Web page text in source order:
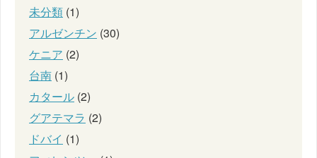
未分類 (1)
アルゼンチン (30)
ケニア (2)
台南 (1)
カタール (2)
グアテマラ (2)
ドバイ (1)